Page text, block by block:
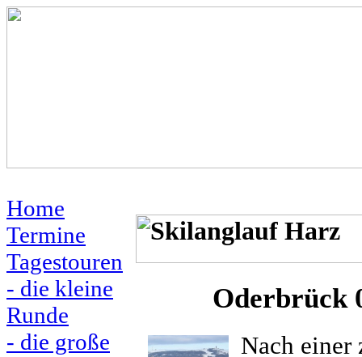
Home
Termine
Tagestouren
- die kleine
Runde
- die große
Oderbrück
Nach einer